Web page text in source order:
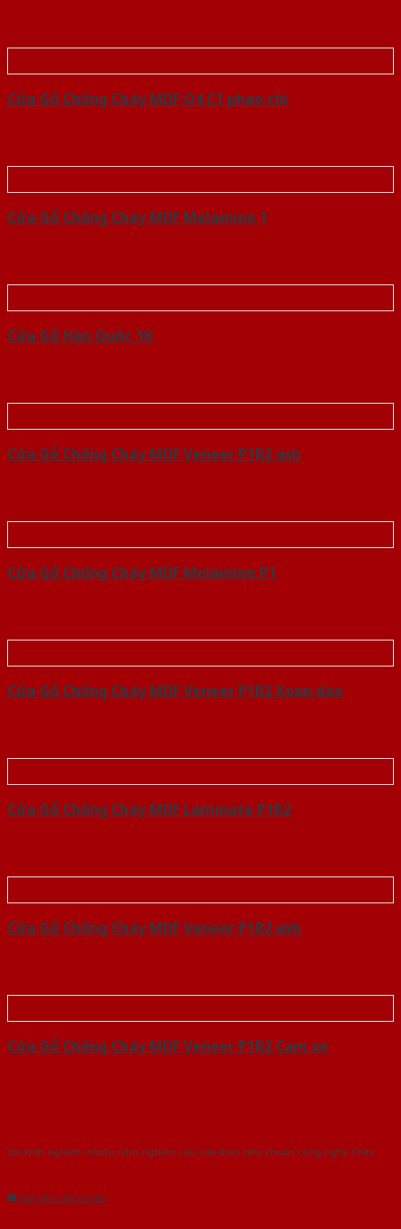
Cửa Gỗ Chống Cháy MDF O4 C1 phao chi
Cửa Gỗ Chống Cháy MDF Melamine 1
Cửa Gỗ Hàn Quốc 1K
Cửa Gỗ Chống Cháy MDF Veneer P1R2 ash
Cửa Gỗ Chống Cháy MDF Melamine P1
Cửa Gỗ Chống Cháy MDF Veneer P1R2 Xoan dao
Cửa Gỗ Chống Cháy MDF Laminate P1R2
Cửa Gỗ Chống Cháy MDF Veneer P1R2 ash
Cửa Gỗ Chống Cháy MDF Veneer P1R2 Cam xe
Với kinh nghiệm nhiêu năm nghiên cứu cửa theo tiêu chuẩn công nghệ Châu
Âu.Chúng tôi tự tin là nhà sản xuất & cung cấp hàng đầu tại Việt Nam!
Gửi yêu cầu tư vấn